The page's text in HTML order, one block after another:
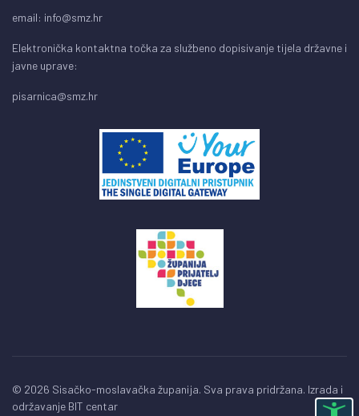
email: info@smz.hr
Elektronička kontaktna točka za službeno dopisivanje tijela državne i
javne uprave:
pisarnica@smz.hr
© 2026 Sisačko-moslavačka županija. Sva prava pridržana. Izrada i
održavanje BIT centar